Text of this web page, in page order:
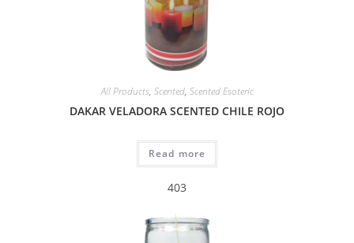
All Products, Scented, Scented Esoteric
DAKAR VELADORA SCENTED CHILE ROJO
Read more
403